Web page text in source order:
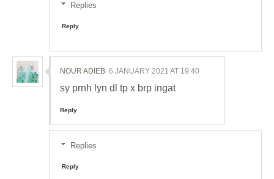
Replies
Reply
NOUR ADIEB 6 JANUARY 2021 AT 19:40
sy prnh lyn dl tp x brp ingat
Reply
Replies
Reply